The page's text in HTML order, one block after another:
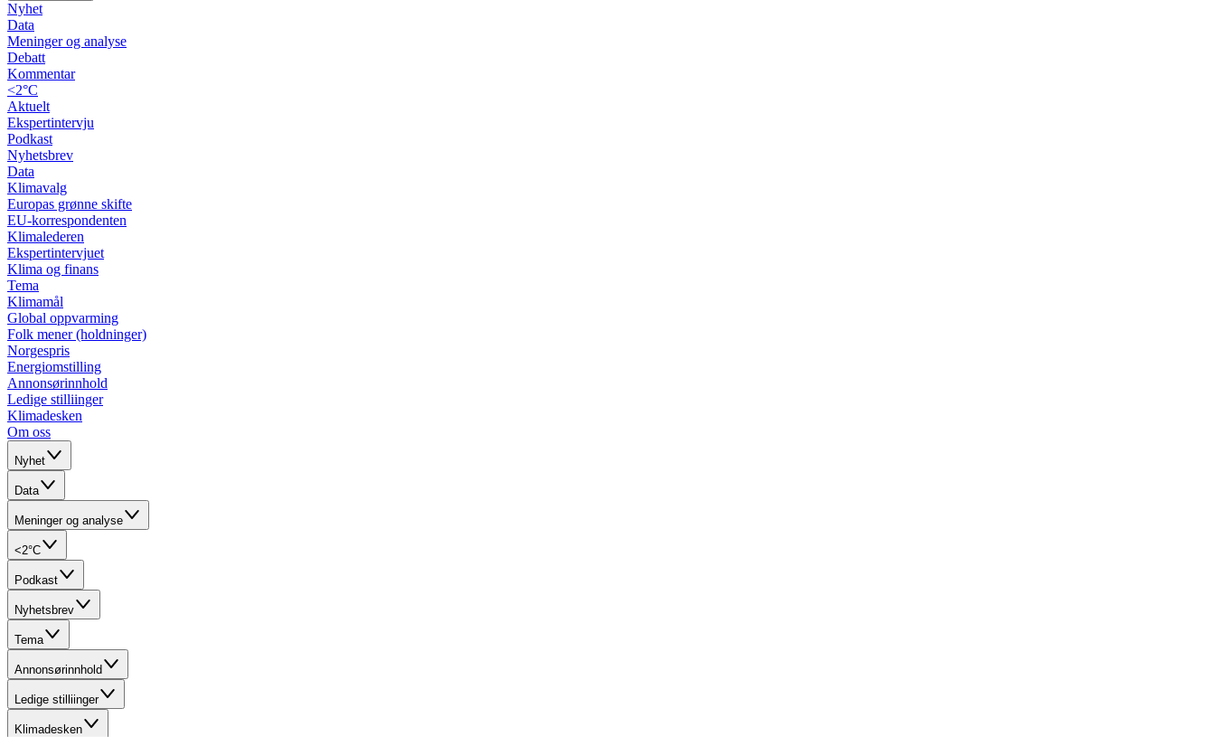
Nyhet
Data
Meninger og analyse
Debatt
Kommentar
<2°C
Aktuelt
Ekspertintervju
Podkast
Nyhetsbrev
Data
Klimavalg
Europas grønne skifte
EU-korrespondenten
Klimalederen
Ekspertintervjuet
Klima og finans
Tema
Klimamål
Global oppvarming
Folk mener (holdninger)
Norgespris
Energiomstilling
Annonsørinnhold
Ledige stilliinger
Klimadesken
Om oss
Nyhet
Data
Meninger og analyse
<2°C
Podkast
Nyhetsbrev
Tema
Annonsørinnhold
Ledige stilliinger
Klimadesken